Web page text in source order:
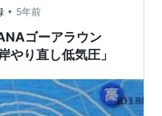
安で福岡へ飛びまし
• 5年前
ゴーアラウン
やり直し低気圧」